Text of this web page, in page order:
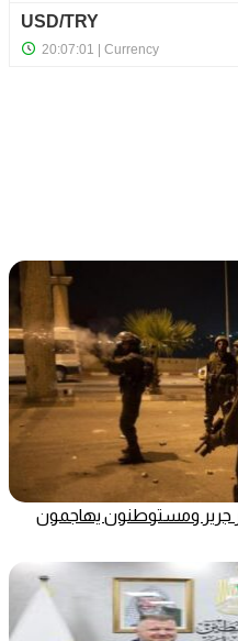
جرير ومستوطنون يهاجمون